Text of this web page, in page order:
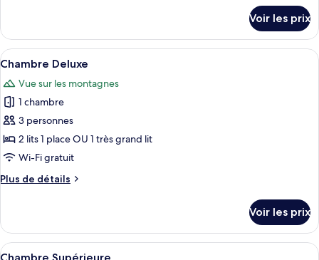
»
le
type
de
Chambre
»
Voir les prix
Afficher
toutes
les
photos
pour
ce
type
chambre :
Un balcon doté d’un plancher en
5
Chambre Deluxe
Vue sur les montagnes
1 chambre
3 personnes
2 lits 1 place OU 1 très grand lit
Wi-Fi gratuit
Plus de détails
Plus
le
type
de
Voir les prix
Afficher
Une chambre d’hôtel moderne
5
Chambre Supérieure